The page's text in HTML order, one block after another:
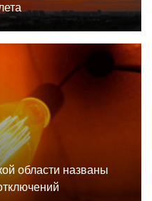
области названы